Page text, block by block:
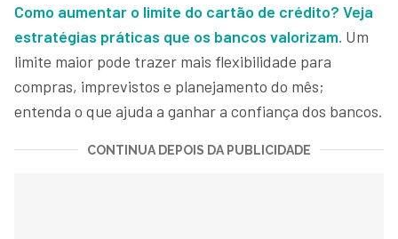
Como aumentar o limite do cartão de crédito? Veja
estratégias práticas que os bancos valorizam. Um
limite maior pode trazer mais flexibilidade para
compras, imprevistos e planejamento do mês;
entenda o que ajuda a ganhar a confiança dos bancos.
CONTINUA DEPOIS DA PUBLICIDADE